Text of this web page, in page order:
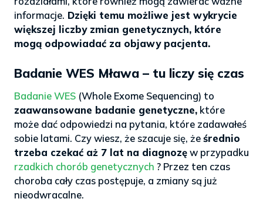
informacje. Dzięki temu możliwe jest wykrycie
większej liczby zmian genetycznych, które
mogą odpowiadać za objawy pacjenta.
Badanie WES Mława – tu liczy się czas
Badanie WES (Whole Exome Sequencing) to
zaawansowane badanie genetyczne, które
może dać odpowiedzi na pytania, które zadawałeś
sobie latami. Czy wiesz, że szacuje się, żeśrednio
trzeba czekać aż 7 lat na diagnozęw przypadku
rzadkich chorób genetycznych ? Przez ten czas
choroba cały czas postępuje, a zmiany są już
nieodwracalne.